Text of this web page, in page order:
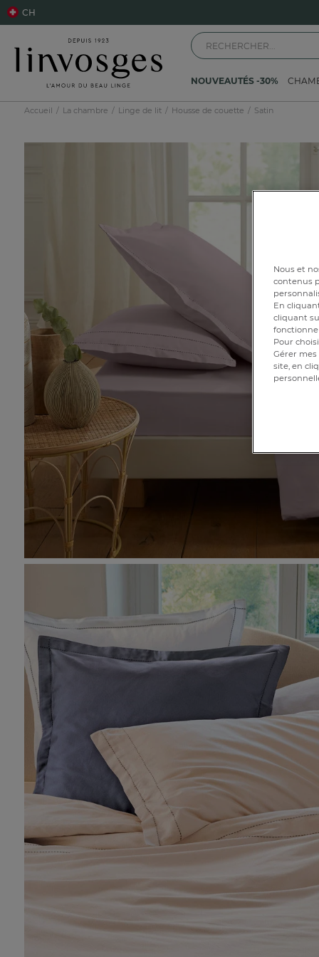
CH
NOUVEAUTÉS -30%
Accueil La chambre Linge de lit Housse de couette Satin
Nous et
contenus
En
cliquant
Pour
Gérer
site, en